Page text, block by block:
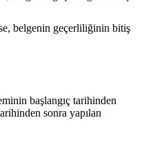
belgenin geçerliliğinin bitiş
başlangıç tarihinden
sonra yapılan